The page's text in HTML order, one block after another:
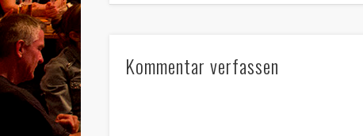
Kommentar verfassen